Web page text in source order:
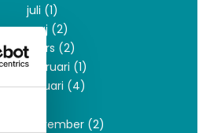
juli (1)
maj (2)
mars (2)
februari (1)
januari (4)
november (2)